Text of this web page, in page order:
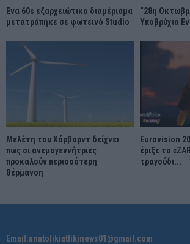
Ένα 60s εξαρχειώτικο διαμέρισμα
μετατράπηκε σε φωτεινό Studio
“28η
Υποβρύχια
Μελέτη του Χάρβαρντ δείχνει
πως οι ανεμογεννήτριες
προκαλούν περισσότερη
θέρμανση
Eurovision
έριξε το
τραγούδι...
Email:anatolikiattikinews01@gmail.com